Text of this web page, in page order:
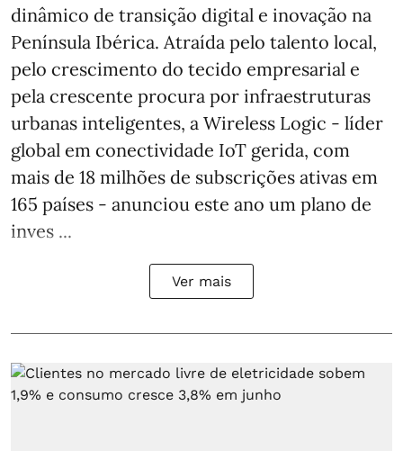
dinâmico de transição digital e inovação na
Península Ibérica. Atraída pelo talento local,
pelo crescimento do tecido empresarial e
pela crescente procura por infraestruturas
urbanas inteligentes, a Wireless Logic - líder
global em conectividade IoT gerida, com
mais de 18 milhões de subscrições ativas em
165 países - anunciou este ano um plano de
inves ...
Ver mais